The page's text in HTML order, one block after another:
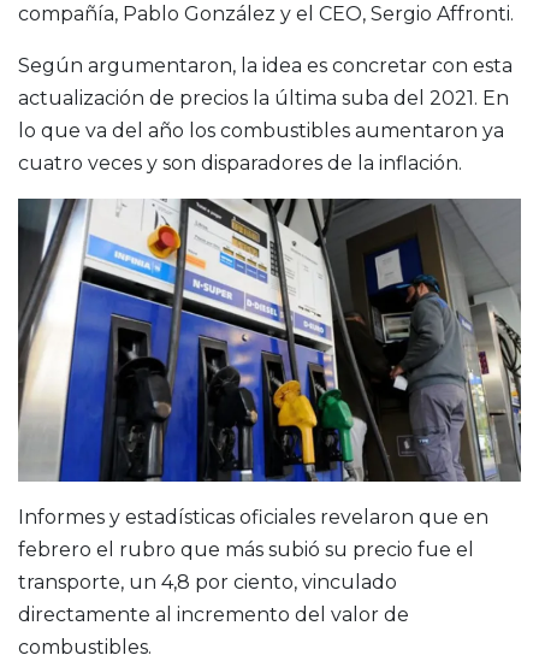
compañía, Pablo González y el CEO, Sergio Affronti.
Según argumentaron, la idea es concretar con esta
actualización de precios la última suba del 2021. En
lo que va del año los combustibles aumentaron ya
cuatro veces y son disparadores de la inflación.
Informes y estadísticas oficiales revelaron que en
febrero el rubro que más subió su precio fue el
transporte, un 4,8 por ciento, vinculado
directamente al incremento del valor de
combustibles.